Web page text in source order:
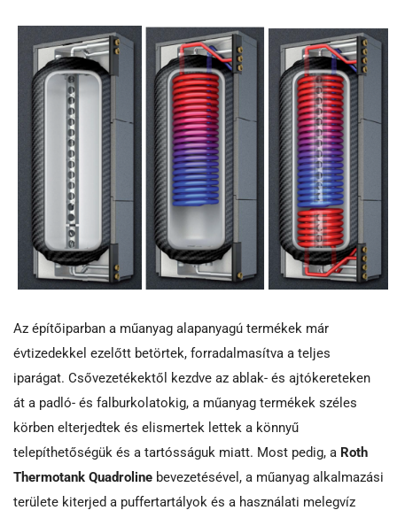
Az építőiparban a műanyag alapanyagú termékek már
évtizedekkel ezelőtt betörtek, forradalmasítva a teljes
iparágat. Csővezetékektől kezdve az ablak- és ajtókereteken
át a padló- és falburkolatokig, a műanyag termékek széles
körben elterjedtek és elismertek lettek a könnyű
telepíthetőségük és a tartósságuk miatt. Most pedig, a Roth
Thermotank Quadroline bevezetésével, a műanyag alkalmazási
területe kiterjed a puffertartályok és a használati melegvíz